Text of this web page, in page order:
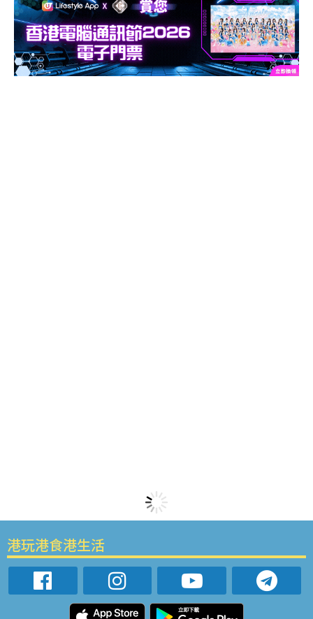
港玩港食港生活